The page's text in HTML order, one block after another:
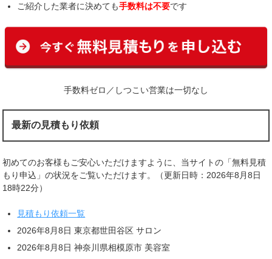
ご紹介した業者に決めても手数料は不要です
手数料ゼロ／しつこい営業は一切なし
最新の見積もり依頼
初めてのお客様もご安心いただけますように、当サイトの「無料見積
もり申込」の状況をご覧いただけます。（更新日時：2026年8月8日
18時22分）
見積もり依頼一覧
2026年8月8日 東京都世田谷区 サロン
2026年8月8日 神奈川県相模原市 美容室